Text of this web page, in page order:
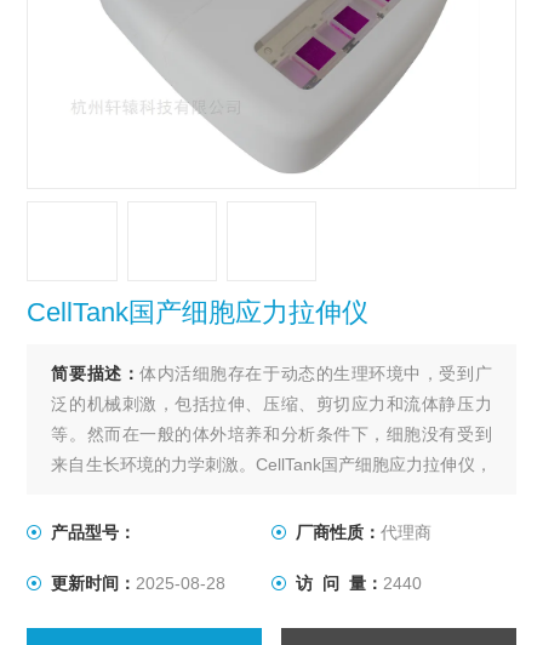
CellTank国产细胞应力拉伸仪
简要描述：体内活细胞存在于动态的生理环境中，受到广
泛的机械刺激，包括拉伸、压缩、剪切应力和流体静压力
等。然而在一般的体外培养和分析条件下，细胞没有受到
来自生长环境的力学刺激。CellTank国产细胞应力拉伸仪，
各种细胞培养应用中的拉伸负荷的生化变化，包括肌肉、
产品型号： 厂商性质： 代理商
更新时间： 2025-08-28 访 问 量： 2440